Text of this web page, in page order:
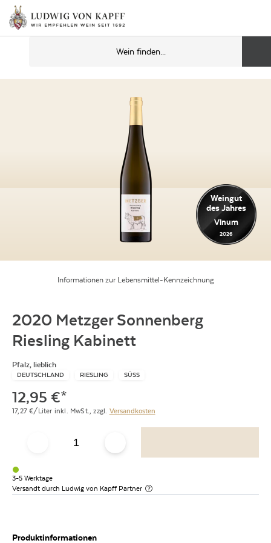
Informationen zur Lebensmittel-Kennzeichnung
Weingut
des Jahres
Vinum
2026
2020 Metzger Sonnenberg
Riesling Kabinett
Pfalz, lieblich
DEUTSCHLAND RIESLING SÜSS
12,95 €*
17,27 €/Liter inkl. MwSt., zzgl. Versandkosten
3-5 Werktage
Versandt durch Ludwig von Kapff Partner
Produktinformationen